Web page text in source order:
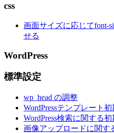
css
画面サイズに応じてfont-
せる
WordPress
標準設定
wp_head の調整
WordPressテンプレート
WordPress検索に関する
画像アップロードに関す